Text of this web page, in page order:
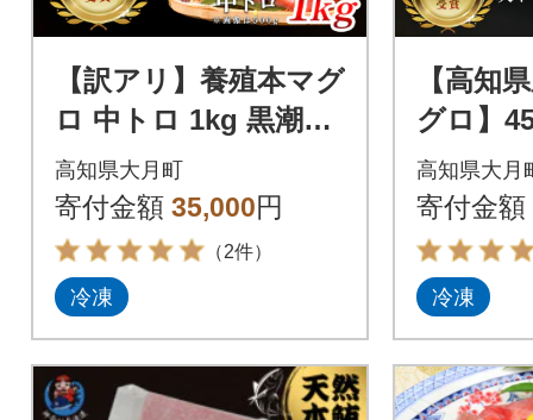
【訳アリ】養殖本マグ
ロ 中トロ 1kg 黒潮本
まぐろ 刺身用 小分け
柵 最優秀賞受賞 高知
県大月町
高知県大月町
寄付金額 35,000円
（2件）
冷凍
【高知
グロ】
ロ 中ト
柵 急速
高知県大月
寄付金額
冷凍